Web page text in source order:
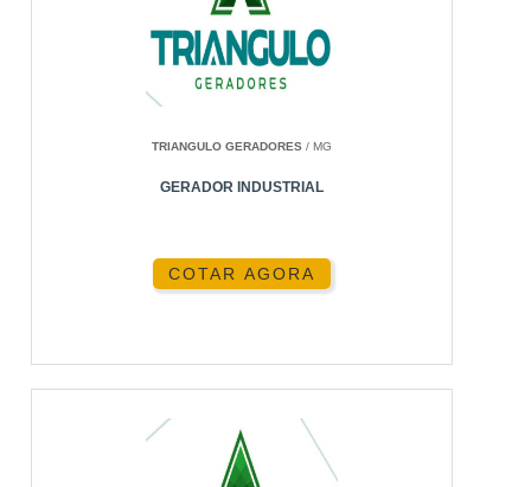
TRIANGULO GERADORES / MG
GERADOR INDUSTRIAL
COTAR AGORA